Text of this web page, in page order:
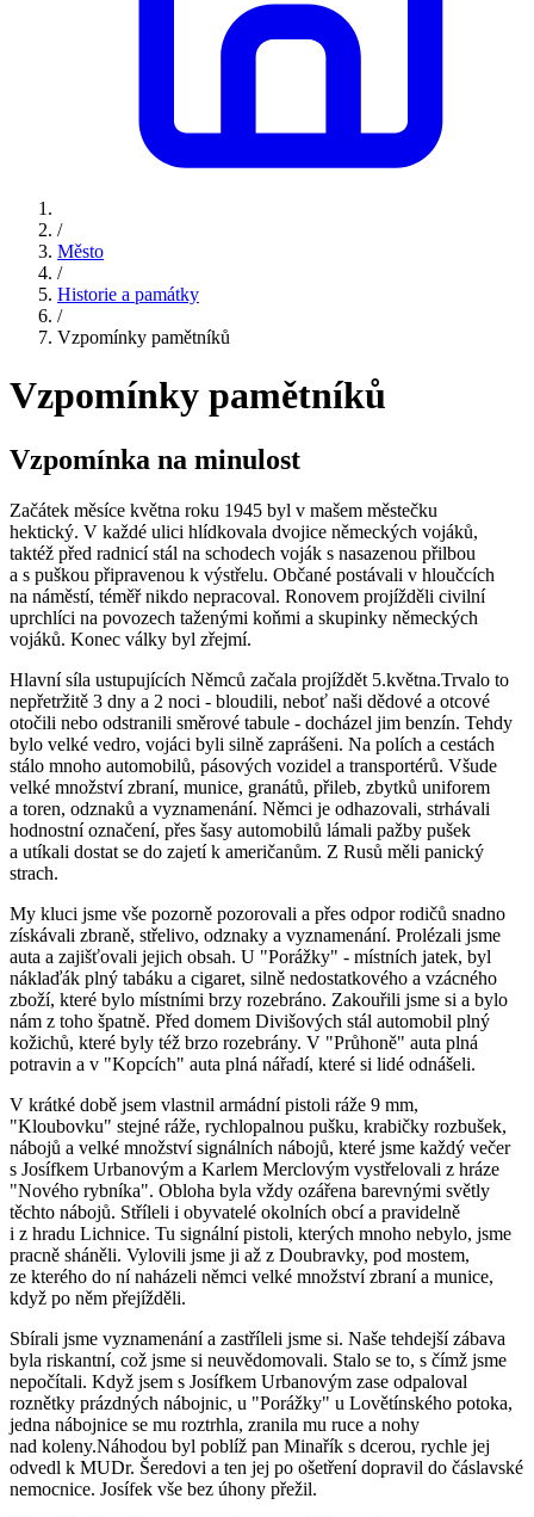
/
Město
/
Historie a památky
/
Vzpomínky pamětníků
Vzpomínky pamětníků
Vzpomínka na minulost
Začátek měsíce května roku 1945 byl v mašem městečku
hektický. V každé ulici hlídkovala dvojice německých vojáků,
taktéž před radnicí stál na schodech voják s nasazenou přilbou
a s puškou připravenou k výstřelu. Občané postávali v hloučcích
na náměstí, téměř nikdo nepracoval. Ronovem projížděli civilní
uprchlíci na povozech taženými koňmi a skupinky německých
vojáků. Konec války byl zřejmí.
Hlavní síla ustupujících Němců začala projíždět 5.května.Trvalo to
nepřetržitě 3 dny a 2 noci - bloudili, neboť naši dědové a otcové
otočili nebo odstranili směrové tabule - docházel jim benzín. Tehdy
bylo velké vedro, vojáci byli silně zaprášeni. Na polích a cestách
stálo mnoho automobilů, pásových vozidel a transportérů. Všude
velké množství zbraní, munice, granátů, přileb, zbytků uniforem
a toren, odznaků a vyznamenání. Němci je odhazovali, strhávali
hodnostní označení, přes šasy automobilů lámali pažby pušek
a utíkali dostat se do zajetí k američanům. Z Rusů měli panický
strach.
My kluci jsme vše pozorně pozorovali a přes odpor rodičů snadno
získávali zbraně, střelivo, odznaky a vyznamenání. Prolézali jsme
auta a zajišťovali jejich obsah. U "Porážky" - místních jatek, byl
náklaďák plný tabáku a cigaret, silně nedostatkového a vzácného
zboží, které bylo místními brzy rozebráno. Zakouřili jsme si a bylo
nám z toho špatně. Před domem Divišových stál automobil plný
kožichů, které byly též brzo rozebrány. V "Průhoně" auta plná
potravin a v "Kopcích" auta plná nářadí, které si lidé odnášeli.
V krátké době jsem vlastnil armádní pistoli ráže 9 mm,
"Kloubovku" stejné ráže, rychlopalnou pušku, krabičky rozbušek,
nábojů a velké množství signálních nábojů, které jsme každý večer
s Josífkem Urbanovým a Karlem Merclovým vystřelovali z hráze
"Nového rybníka". Obloha byla vždy ozářena barevnými světly
těchto nábojů. Stříleli i obyvatelé okolních obcí a pravidelně
i z hradu Lichnice. Tu signální pistoli, kterých mnoho nebylo, jsme
pracně sháněli. Vylovili jsme ji až z Doubravky, pod mostem,
ze kterého do ní naházeli němci velké množství zbraní a munice,
když po něm přejížděli.
Sbírali jsme vyznamenání a zastříleli jsme si. Naše tehdejší zábava
byla riskantní, což jsme si neuvědomovali. Stalo se to, s čímž jsme
nepočítali. Když jsem s Josífkem Urbanovým zase odpaloval
roznětky prázdných nábojnic, u "Porážky" u Lovětínského potoka,
jedna nábojnice se mu roztrhla, zranila mu ruce a nohy
nad koleny.Náhodou byl poblíž pan Minařík s dcerou, rychle jej
odvedl k MUDr. Šeredovi a ten jej po ošetření dopravil do čáslavské
nemocnice. Josífek vše bez úhony přežil.